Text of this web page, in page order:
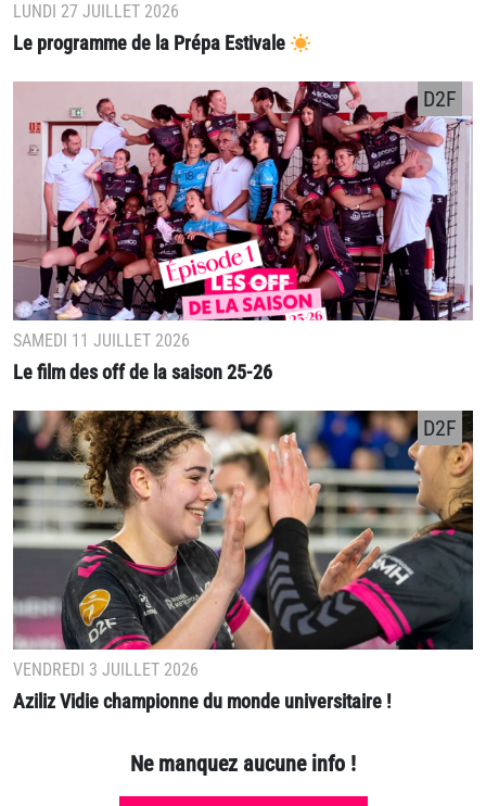
LUNDI 27 JUILLET 2026
Le programme de la Prépa Estivale
SAMEDI 11 JUILLET 2026
Le film des off de la saison 25-26
D2F
VENDREDI 3 JUILLET 2026
Aziliz Vidie championne du monde universitaire !
D2F
Ne manquez aucune info !